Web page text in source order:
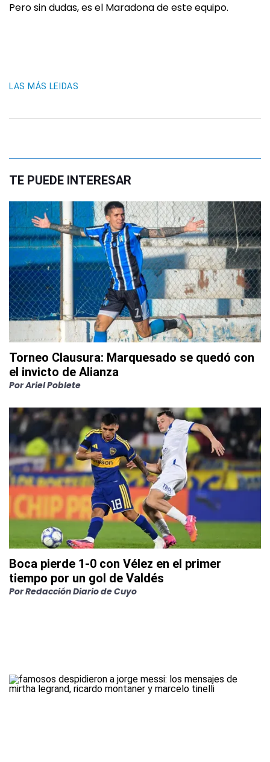
Pero sin dudas, es el Maradona de este equipo.
LAS MÁS LEIDAS
TE PUEDE INTERESAR
Torneo Clausura: Marquesado se quedó con
el invicto de Alianza
PorAriel Poblete
Boca pierde 1-0 con Vélez en el primer
tiempo por un gol de Valdés
PorRedacción Diario de Cuyo